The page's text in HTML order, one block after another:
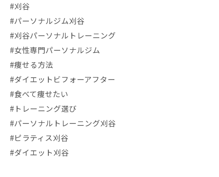
#刈谷
#パーソナルジム刈谷
#刈谷パーソナルトレーニング
#女性専門パーソナルジム
#痩せる方法
#ダイエットビフォーアフター
#食べて痩せたい
#トレーニング選び
#パーソナルトレーニング刈谷
#ピラティス刈谷
#ダイエット刈谷